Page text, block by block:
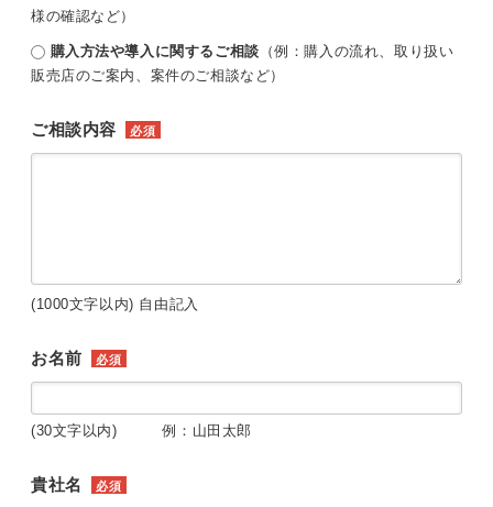
様の確認など）
購入方法や導入に関するご相談 （例：購入の流れ、取り扱い
販売店のご案内、案件のご相談など）
ご相談内容 必須
(1000文字以内) 自由記入
お名前 必須
(30文字以内) 例：山田太郎
貴社名 必須